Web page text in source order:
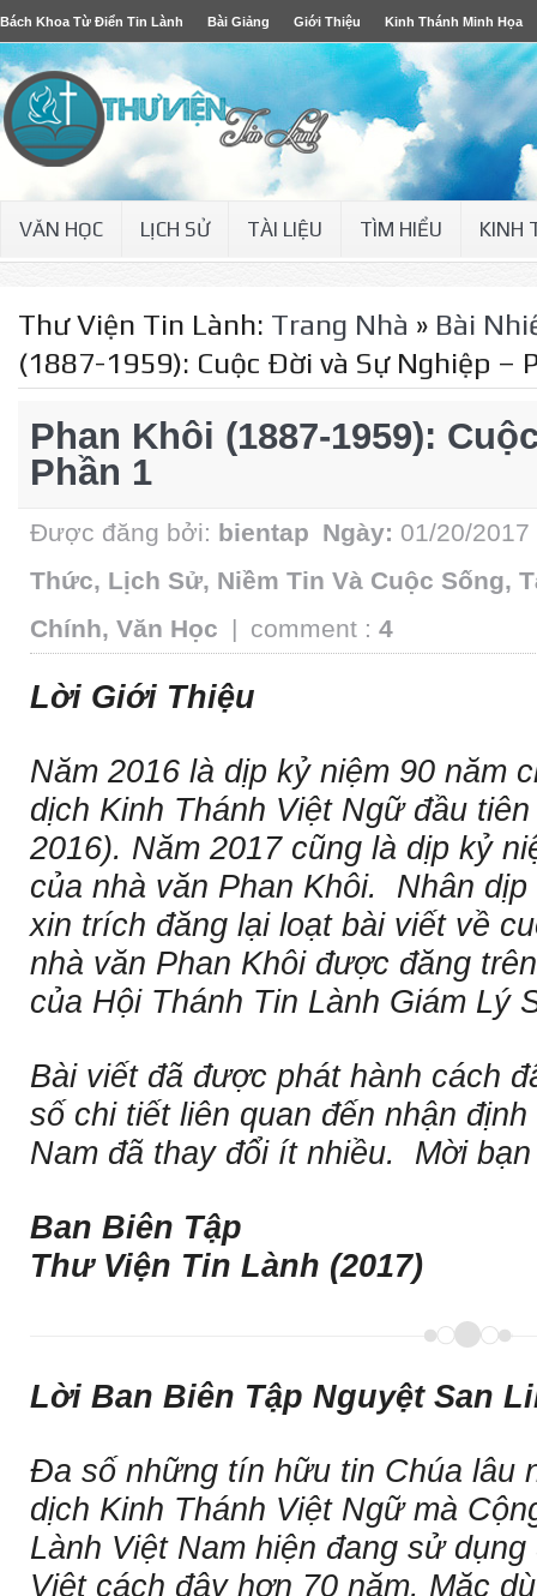
Bách Khoa Từ Điển Tin Lành Bài Giảng Giới Thiệu Kinh Thánh Minh Họa
VĂN HỌC LỊCH SỬ TÀI LIỆU TÌM HIỂU KINH
Thư Viện Tin Lành: Trang Nhà » Bài
(1887-1959): Cuộc Ðời và Sự Nghiệp –
Phan Khôi (1887-1959):
Phần 1
Được đăng bởi: bientap Ngày: 01/20/2017
Thức, Lịch Sử, Niềm Tin Và Cuộc Sống,
Chính, Văn Học | comment : 4
Lời Giới Thiệu
Năm 2016 là dịp kỷ niệm 90 năm
dịch Kinh Thánh Việt Ngữ đầu
2016). Năm 2017 cũng là dịp kỷ
của nhà văn Phan Khôi. Nhân
xin trích đăng lại loạt bài viết về
nhà văn Phan Khôi được đăng
của Hội Thánh Tin Lành Giám Lý
Bài viết đã được phát hành cách
số chi tiết liên quan đến nhận
Nam đã thay đổi ít nhiều. Mời
Ban Biên Tập
Thư Viện Tin Lành (2017)
Lời Ban Biên Tập Nguyệt San
Ða số những tín hữu tin Chúa lâu
dịch Kinh Thánh Việt Ngữ mà
Lành Việt Nam hiện đang sử
Việt cách đây hơn 70 năm. Mặc